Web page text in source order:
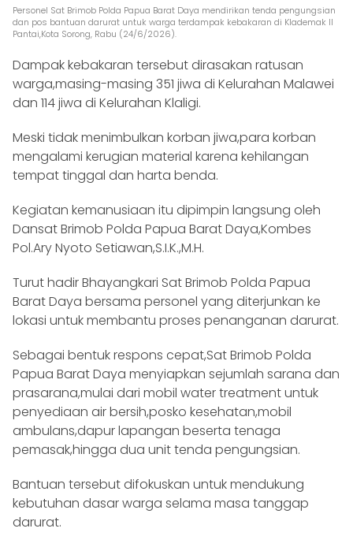
Personel Sat Brimob Polda Papua Barat Daya mendirikan tenda pengungsian
dan pos bantuan darurat untuk warga terdampak kebakaran di Klademak II
Pantai,Kota Sorong, Rabu (24/6/2026).
Dampak kebakaran tersebut dirasakan ratusan
warga,masing-masing 351 jiwa di Kelurahan Malawei
dan 114 jiwa di Kelurahan Klaligi.
Meski tidak menimbulkan korban jiwa,para korban
mengalami kerugian material karena kehilangan
tempat tinggal dan harta benda.
Kegiatan kemanusiaan itu dipimpin langsung oleh
Dansat Brimob Polda Papua Barat Daya,Kombes
Pol.Ary Nyoto Setiawan,S.I.K.,M.H.
Turut hadir Bhayangkari Sat Brimob Polda Papua
Barat Daya bersama personel yang diterjunkan ke
lokasi untuk membantu proses penanganan darurat.
Sebagai bentuk respons cepat,Sat Brimob Polda
Papua Barat Daya menyiapkan sejumlah sarana dan
prasarana,mulai dari mobil water treatment untuk
penyediaan air bersih,posko kesehatan,mobil
ambulans,dapur lapangan beserta tenaga
pemasak,hingga dua unit tenda pengungsian.
Bantuan tersebut difokuskan untuk mendukung
kebutuhan dasar warga selama masa tanggap
darurat.